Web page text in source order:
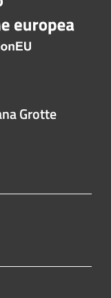
Grotte